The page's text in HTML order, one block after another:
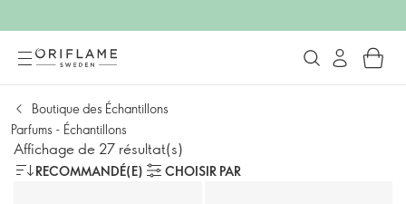
Boutique des Échantillons
Parfums - Échantillons
Affichage de 27 résultat(s)
RECOMMANDÉ(E) CHOISIR PAR